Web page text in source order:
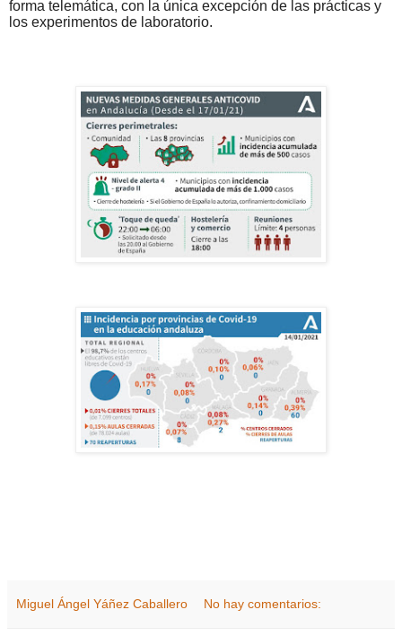
forma telemática, con la única excepción de las prácticas y
los experimentos de laboratorio.
Miguel Ángel Yáñez Caballero No hay comentarios: